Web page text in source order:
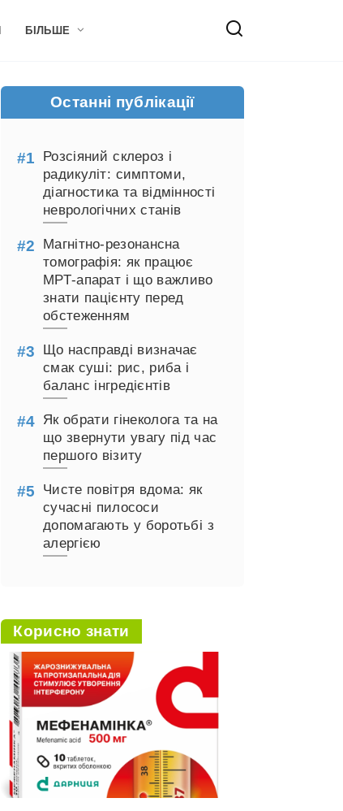
БІЛЬШЕ
Останні публікації
Розсіяний склероз і
радикуліт: симптоми,
діагностика та відмінності
неврологічних станів
Магнітно-резонансна
томографія: як працює
МРТ-апарат і що важливо
знати пацієнту перед
обстеженням
Що насправді визначає
смак суші: рис, риба і
баланс інгредієнтів
Як обрати гінеколога та на
що звернути увагу під час
першого візиту
Чисте повітря вдома: як
сучасні пилососи
допомагають у боротьбі з
алергією
Корисно знати